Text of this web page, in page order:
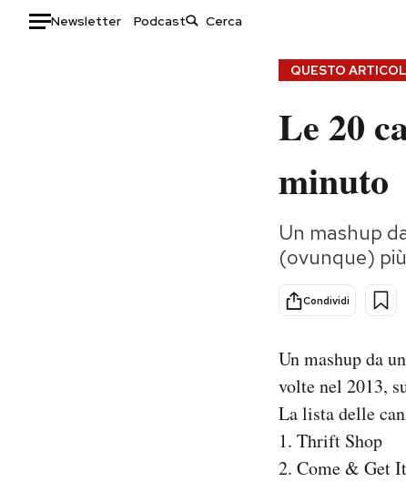
Newsletter Podcast
Storie/Idee
Ok Boomer!
Mondiali calcio 2026
QUESTO
Le 20
minuto
Un mashup
(ovunque)
Condividi
Un mashup da
volte nel 2013,
La lista delle
1. Thrift Shop
2. Come & Get It